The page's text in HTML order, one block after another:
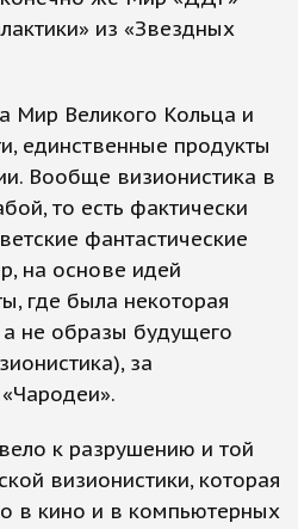
из «Звездных
Мир Великого Кольца и
единственные продукты
Вообще визионистика в
то есть фактически
фантастические
на основе идей
где была некоторая
а не образы будущего
за
к разрушению и той
визионистики, которая
в кино и в компьютерных